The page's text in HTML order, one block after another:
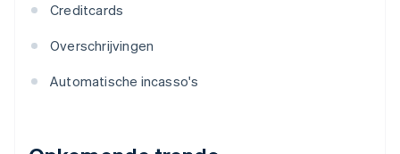
Creditcards
Overschrijvingen
Automatische incasso's